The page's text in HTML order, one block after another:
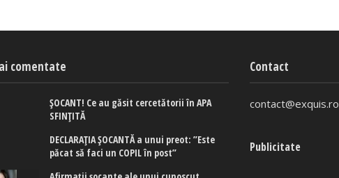
comentate
ȘOCANT! Ce au găsit cercetătorii în APA
SFINȚITĂ
DECLARAȚIA ȘOCANTĂ a unui preot: ”Este
păcat să faci un COPIL în post”
Contact
contact@exquis.ro
Publicitate